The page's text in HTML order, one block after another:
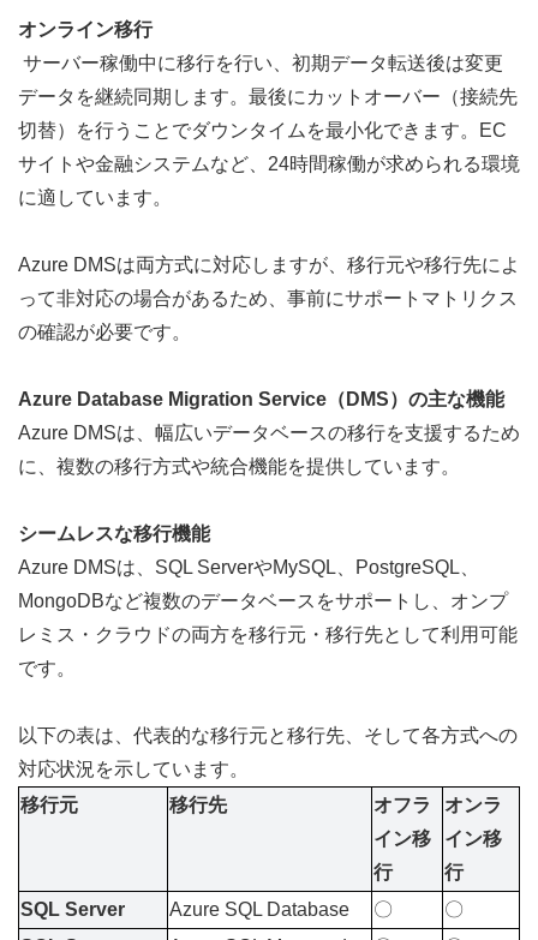
オンライン移行
サーバー稼働中に移行を行い、初期データ転送後は変更
データ を継続同期します。最後にカットオーバー（接続先
切替）を行うことでダウンタイムを最小化できます。EC
サイトや金融システムなど、24時間稼働が求められる環境
に適しています。
Azure DMSは両方式に対応しますが、移行元や移行先によ
って非対応の場合があるため、事前にサポートマトリクス
の確認が必要です。
Azure Database Migration Service（DMS）の主な機能
Azure DMSは、幅広いデータベースの移行を支援するため
に、複数の移行方式や統合機能を提供しています。
シームレスな移行機能
Azure DMSは、SQL ServerやMySQL、PostgreSQL、
MongoDBなど複数のデータベースをサポートし、オンプ
レミス・クラウドの両方を移行元・移行先として利用可能
です。
以下の表は、代表的な移行元と移行先、そして各方式への
対応状況を示しています。
移行元
移行先
オフラ
イン移
行
オンラ
イン移
行
SQL Server
Azure SQL Database 〇
〇